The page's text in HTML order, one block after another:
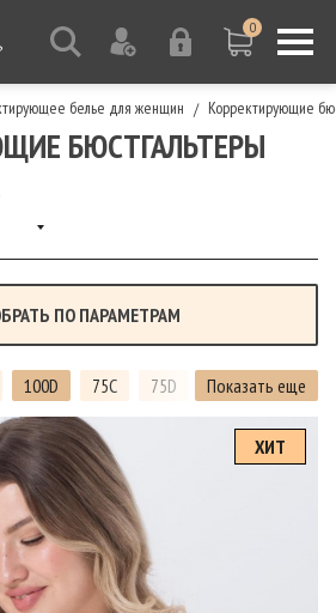
0
белье для женщин / Корректирующие
БЮСТГАЛЬТЕРЫ
ПО ПАРАМЕТРАМ
100D 75C 75D 75E 75F
Показать еще
ХИТ